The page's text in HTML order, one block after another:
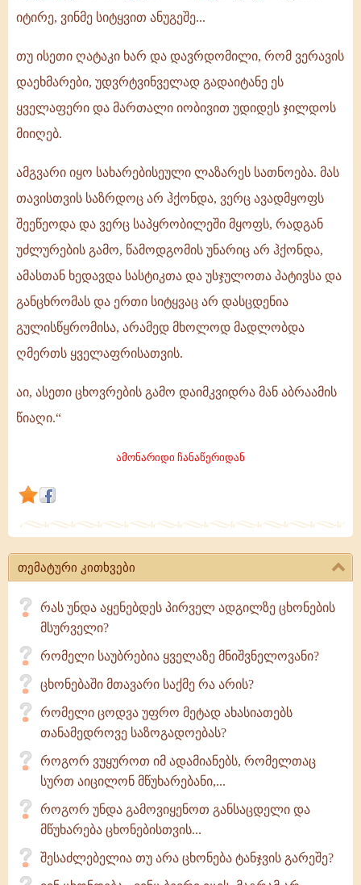
იტირე, ვინმე სიტყვით ანუგეშე...
თუ ისეთი ღატაკი ხარ და დავრდომილი, რომ ვერავის
დაეხმარები, უდვრტვინველად გადაიტანე ეს
ყველაფერი და მართალი იობივით უდიდეს ჯილდოს
მიიღებ.
ამგვარი იყო სახარებისეული ლაზარეს სათნოება. მას
თავისთვის საზრდოც არ ჰქონდა, ვერც ავადმყოფს
შეეწეოდა და ვერც საპყრობილეში მყოფს, რადგან
უძლურების გამო, წამოდგომის უნარიც არ ჰქონდა,
ამასთან ხედავდა სასტიკთა და უსჯულოთა პატივსა და
განცხრომას და ერთი სიტყვაც არ დასცდენია
გულისწყრომისა, არამედ მხოლოდ მადლობდა
ღმერთს ყველაფრისათვის.
აი, ასეთი ცხოვრების გამო დაიმკვიდრა მან აბრაამის
წიაღი.“
ამონარიდი ჩანაწერიდან
თემატური კითხვები
რას უნდა აყენებდეს პირველ ადგილზე ცხონების
მსურველი?
რომელი საუბრებია ყველაზე მნიშვნელოვანი?
ცხონებაში მთავარი საქმე რა არის?
რომელი ცოდვა უფრო მეტად ახასიათებს
თანამედროვე საზოგადოებას?
როგორ ვუყუროთ იმ ადამიანებს, რომელთაც
სურთ აიცილონ მწუხარებანი,...
როგორ უნდა გამოვიყენოთ განსაცდელი და
მწუხარება ცხონებისთვის...
შესაძლებელია თუ არა ცხონება ტანჯვის გარეშე?